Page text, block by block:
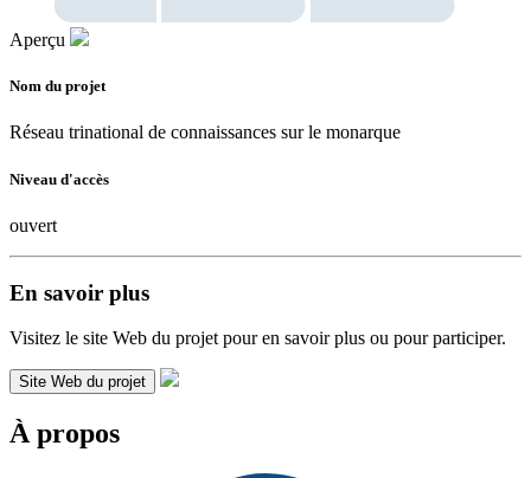
Aperçu
Nom du projet
Réseau trinational de connaissances sur le monarque
Niveau d'accès
ouvert
En savoir plus
Visitez le site Web du projet pour en savoir plus ou pour participer.
Site Web du projet
À propos